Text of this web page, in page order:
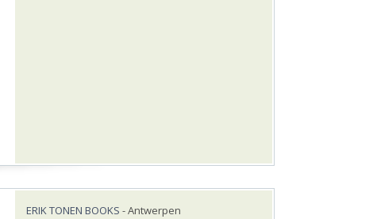
ERIK TONEN BOOKS - Antwerpen